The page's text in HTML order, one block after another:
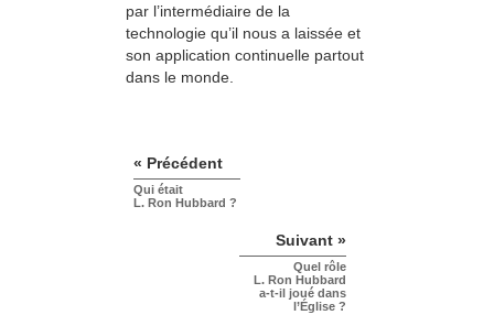
par l’intermédiaire de la
technologie qu’il nous a laissée et
son application continuelle partout
dans le monde.
« Précédent
Qui était
L. Ron Hubbard ?
Suivant »
Quel rôle
L. Ron Hubbard
a-t-il joué dans
l’Église ?